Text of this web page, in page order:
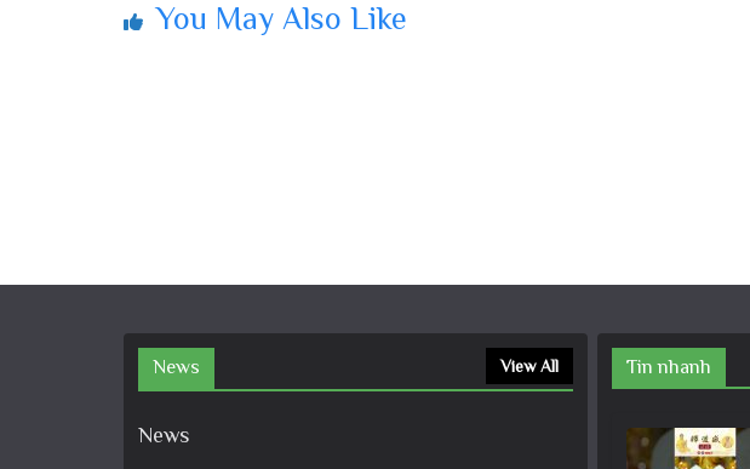
You May Also Like
News View All
News
Tin nhanh